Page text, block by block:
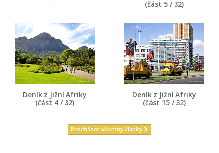
(část 5 / 32)
Deník z Jižní Afriky
(část 4 / 32)
Deník z Jižní Afriky
(část 15 / 32)
Procházet všechny články